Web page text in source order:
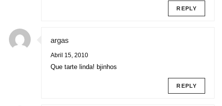
REPLY
argas
Abril 15, 2010
Que tarte linda! bjinhos
REPLY